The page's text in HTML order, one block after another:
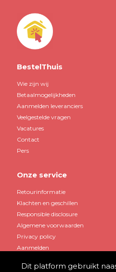
BestelThuis
Wie zijn wij
Betaalmogelijkheden
Aanmelden leveranciers
Veelgestelde vragen
Vacatures
Contact
Pers
Onze service
Retourinformatie
Klachten en geschillen
Responsible disclosure
Algemene voorwaarden
Privacy policy
Aanmelden
Dit platform gebruikt